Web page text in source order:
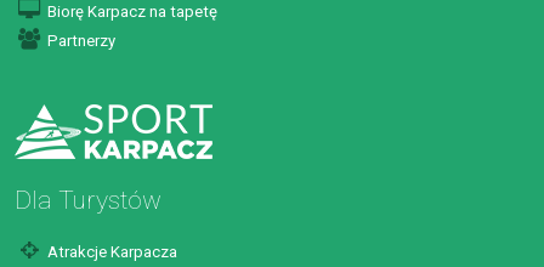
Biorę Karpacz na tapetę
Partnerzy
Dla Turystów
Atrakcje Karpacza